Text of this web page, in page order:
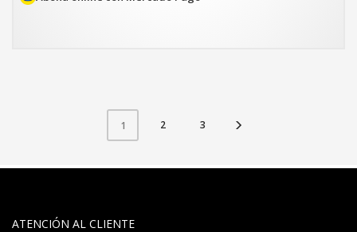
1 2 3
ATENCIÓN AL CLIENTE